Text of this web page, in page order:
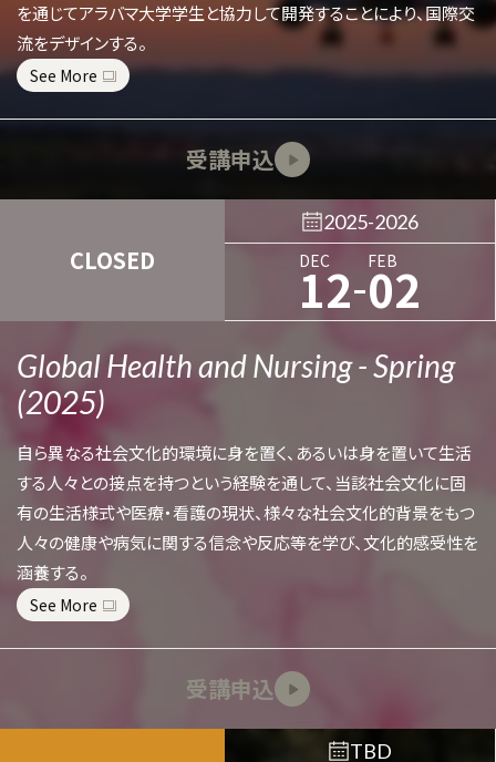
を通じてアラバマ大学学生と協力して開発することにより、国際交
流をデザインする。
See More
受講申込
CLOSED
2025-2026
DEC
12-FEB
02
Global Health and Nursing - Spring
(2025)
自ら異なる社会文化的環境に身を置く、あるいは身を置いて生活
する人々との接点を持つという経験を通して、当該社会文化に固
有の生活様式や医療・看護の現状、様々な社会文化的背景をもつ
人々の健康や病気に関する信念や反応等を学び、文化的感受性を
涵養する。
See More
受講申込
TBD